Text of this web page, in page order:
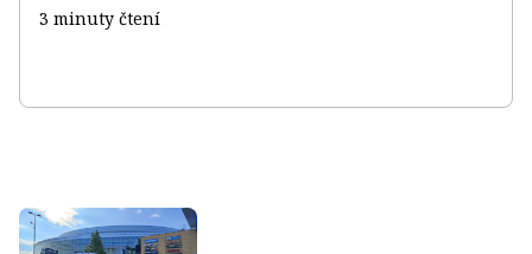
3 minuty čtení